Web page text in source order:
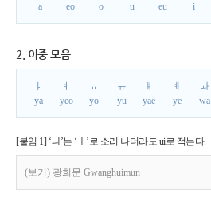
a
eo
o
u
eu
i
2. 이중 모음
ㅑ
ya
ㅕ
yeo
ㅛ
yo
ㅠ
yu
ㅒ
yae
ㅖ
ye
ㅘ
wa
[붙임 1] ‘ㅢ’는 ‘ㅣ’로 소리 나더라도 ui로 적는다.
(보기) 광희문 Gwanghuimun